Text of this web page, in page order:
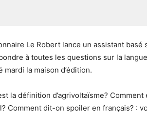
Le Robert lance un assistant
à toutes les questions sur la
mardi la maison d’édition.
la définition d’agrivoltaïsme?
Comment dit-on spoiler en français? :